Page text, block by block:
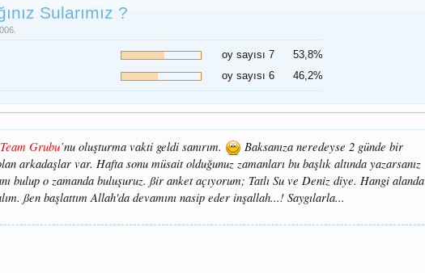
Sularımız ?
oy sayısı 7
53,8%
oy sayısı 6
46,2%
Grubu’nu oluşturma vakti geldi sanırım.
Baksanıza neredeyse 2 günde bir
arkadaşlar var. Hafta sonu müsait olduğunuz zamanları bu başlık altında yazarsanız
bulup o zamanda buluşuruz. ßir anket açıyorum; Tatlı Su ve Deniz diye. Hangi alanda
ßen başlattım Allah'da devamını nasip eder inşallah...! Saygılarla...